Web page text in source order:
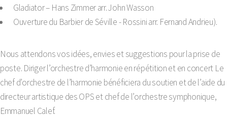
Gladiator – Hans Zimmer arr. John Wasson
Ouverture du Barbier de Séville - Rossini arr. Fernand Andrieu).
Nous attendons vos idées, envies et suggestions pour la prise de
poste. Diriger l’orchestre d’harmonie en répétition et en concert Le
chef d’orchestre de l’harmonie bénéficiera du soutien et de l’aide du
directeur artistique des OPS et chef de l’orchestre symphonique,
Emmanuel Calef.